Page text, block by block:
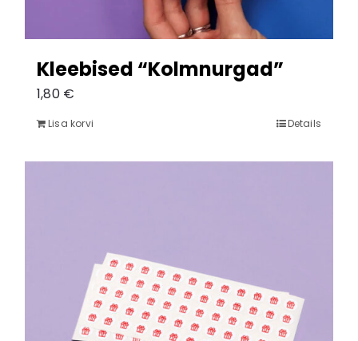
Kleebised “Kolmnurgad”
1,80 €
Lisa korvi Details